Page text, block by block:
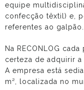
equipe
confecção têxtil) e,
referentes ao galpão.
Na RECONLOG
certeza de adquirir
A empresa está
m², localizada no